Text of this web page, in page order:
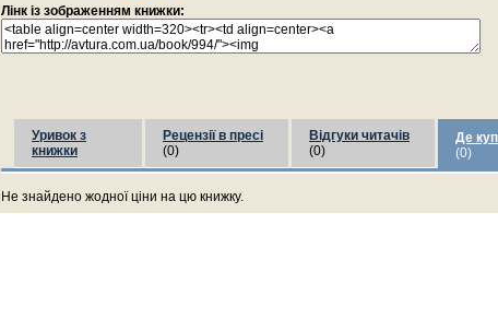
Лінк із зображенням книжки:
Уривок з
книжки
Рецензії в пресі
(0)
Відгуки читачів
(0)
Де
(0)
Не знайдено жодної ціни на цю книжку.